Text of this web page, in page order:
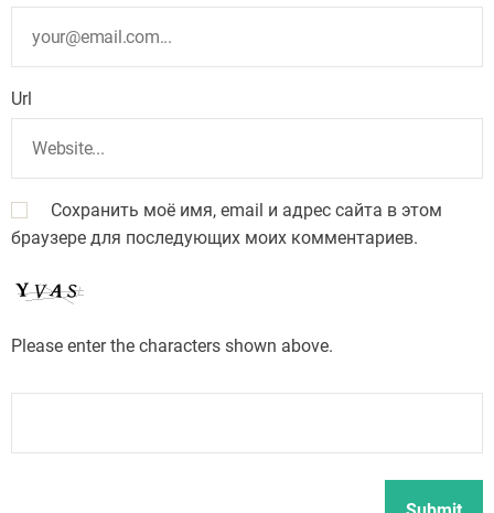
Url
Сохранить моё имя, email и адрес сайта в этом
браузере для последующих моих комментариев.
Please enter the characters shown above.